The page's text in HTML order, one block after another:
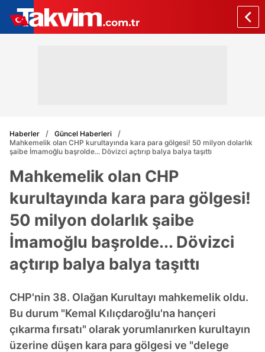
Haberler
Güncel Haberleri
Mahkemelik olan CHP kurultayında kara para gölgesi! 50 milyon dolarlık
şaibe İmamoğlu başrolde... Dövizci açtırıp balya balya taşıttı
Mahkemelik olan CHP
kurultayında kara para gölgesi!
50 milyon dolarlık şaibe
İmamoğlu başrolde... Dövizci
açtırıp balya balya taşıttı
CHP'nin 38. Olağan Kurultayı mahkemelik oldu.
Bu durum "Kemal Kılıçdaroğlu'na hançeri
çıkarma fırsatı" olarak yorumlanırken kurultayın
üzerine düşen kara para gölgesi ve "delege